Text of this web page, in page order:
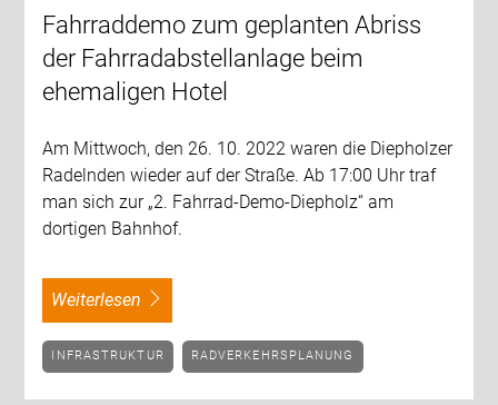
Fahrraddemo zum geplanten Abriss
der Fahrradabstellanlage beim
ehemaligen Hotel
Am Mittwoch, den 26. 10. 2022 waren die Diepholzer
Radelnden wieder auf der Straße. Ab 17:00 Uhr traf
man sich zur „2. Fahrrad-Demo-Diepholz“ am
dortigen Bahnhof.
weiterlesen
INFRASTRUKTUR RADVERKEHRSPLANUNG